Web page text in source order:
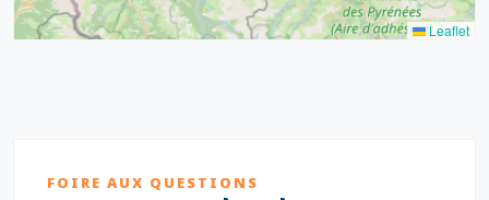
Leaflet
FOIRE AUX QUESTIONS